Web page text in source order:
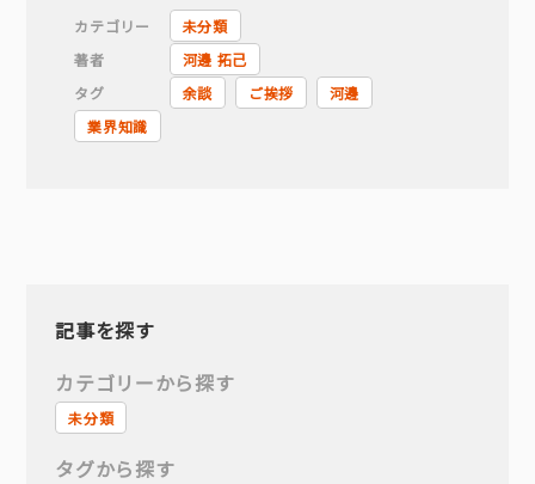
カテゴリー
未分類
著者
河邊 拓己
タグ
余談 ご挨拶
河邊
業界知識
記事を探す
カテゴリーから探す
未分類
タグから探す